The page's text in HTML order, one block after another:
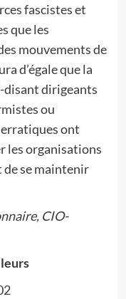
fascistes et
que les
mouvements de
d’égale que la
disant dirigeants
ou
ont
les organisations
de se maintenir
CIO-